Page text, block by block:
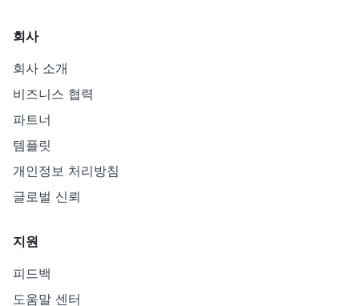
회사
회사 소개
비즈니스 협력
파트너
템플릿
개인정보 처리방침
글로벌 신뢰
지원
피드백
도움말 센터